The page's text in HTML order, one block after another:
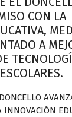
CON LA
A
INNOVACIÓN